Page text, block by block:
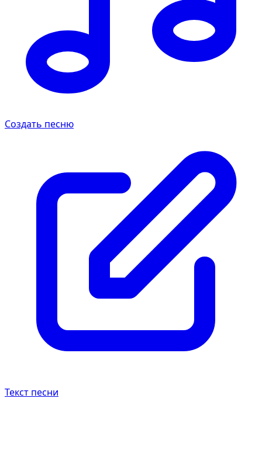
Создать песню
Текст песни